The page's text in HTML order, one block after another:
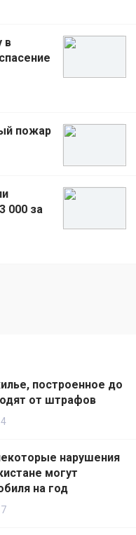
в
пожар
000 за
построенное до
от штрафов
4
нарушения
могут
на год
7